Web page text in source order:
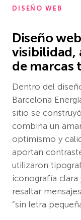
DISEÑO WEB
Diseño
visibilidad,
de marcas
Dentro del
Barcelona
sitio se
combina un
optimismo y
aportan
utilizaron
iconografía clara
resaltar
“sin letra